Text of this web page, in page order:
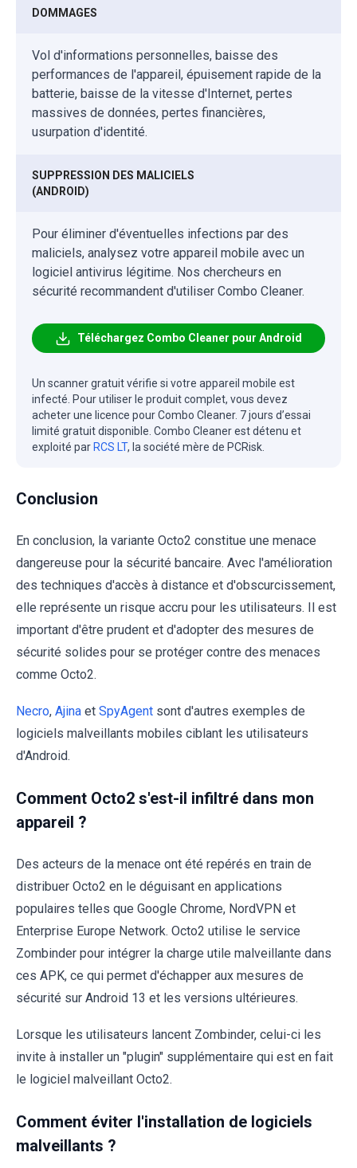
DOMMAGES
Vol d'informations personnelles, baisse des
performances de l'appareil, épuisement rapide de la
batterie, baisse de la vitesse d'Internet, pertes
massives de données, pertes financières,
usurpation d'identité.
SUPPRESSION DES MALICIELS
(ANDROID)
Pour éliminer d'éventuelles infections par des
maliciels, analysez votre appareil mobile avec un
logiciel antivirus légitime. Nos chercheurs en
sécurité recommandent d'utiliser Combo Cleaner.
Téléchargez Combo Cleaner pour Android
Un scanner gratuit vérifie si votre appareil mobile est
infecté. Pour utiliser le produit complet, vous devez
acheter une licence pour Combo Cleaner. 7 jours d’essai
limité gratuit disponible. Combo Cleaner est détenu et
exploité par RCS LT, la société mère de PCRisk.
Conclusion
En conclusion, la variante Octo2 constitue une menace
dangereuse pour la sécurité bancaire. Avec l'amélioration
des techniques d'accès à distance et d'obscurcissement,
elle représente un risque accru pour les utilisateurs. Il est
important d'être prudent et d'adopter des mesures de
sécurité solides pour se protéger contre des menaces
comme Octo2.
Necro, Ajina et SpyAgent sont d'autres exemples de
logiciels malveillants mobiles ciblant les utilisateurs
d'Android.
Comment Octo2 s'est-il infiltré dans mon
appareil ?
Des acteurs de la menace ont été repérés en train de
distribuer Octo2 en le déguisant en applications
populaires telles que Google Chrome, NordVPN et
Enterprise Europe Network. Octo2 utilise le service
Zombinder pour intégrer la charge utile malveillante dans
ces APK, ce qui permet d'échapper aux mesures de
sécurité sur Android 13 et les versions ultérieures.
Lorsque les utilisateurs lancent Zombinder, celui-ci les
invite à installer un "plugin" supplémentaire qui est en fait
le logiciel malveillant Octo2.
Comment éviter l'installation de logiciels
malveillants ?